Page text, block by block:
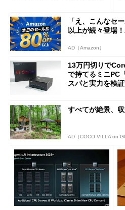
「え、こんなセ
以上が続々登場
AD（Amazon）
13万円切りで
で持てるミニPC
スパと実力を検
すべてが絶景、
AD（COCO VILLA on